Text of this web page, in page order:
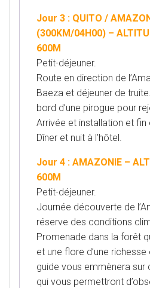
Jour 3 : QUITO /
(300KM/04H00) –
600M
Petit-déjeuner.
Route en direction de
Baeza et déjeuner de
bord d’une pirogue pour
Arrivée et installation et fin
Dîner et nuit à l’hôtel.
Jour 4 : AMAZONIE –
600M
Petit-déjeuner.
Journée découverte de
réserve des conditions
Promenade dans la forêt
et une flore d’une
guide vous emmènera sur
qui vous permettront